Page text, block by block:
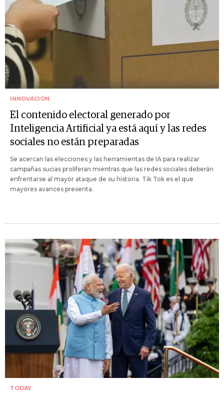
INNOVACIÓN
El contenido electoral generado por
Inteligencia Artificial ya está aquí y las redes
sociales no están preparadas
Se acercan las elecciones y las herramientas de IA para realizar
campañas sucias proliferan mientras que las redes sociales deberán
enfrentarse al mayor ataque de su historia. Tik Tok es el que
mayores avances presenta.
TODAY